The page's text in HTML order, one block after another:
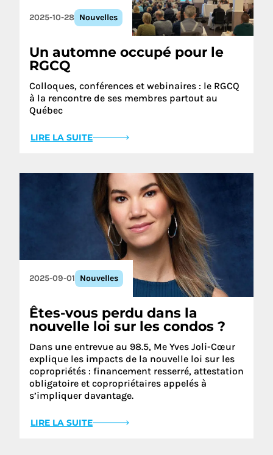
2025-10-28 Nouvelles
Un automne occupé pour le
RGCQ
Colloques, conférences et webinaires : le RGCQ
à la rencontre de ses membres partout au
Québec
LIRE LA SUITE
2025-09-01 Nouvelles
Êtes-vous perdu dans la
nouvelle loi sur les condos ?
Dans une entrevue au 98.5, Me Yves Joli-Cœur
explique les impacts de la nouvelle loi sur les
copropriétés : financement resserré, attestation
obligatoire et copropriétaires appelés à
s’impliquer davantage.
LIRE LA SUITE